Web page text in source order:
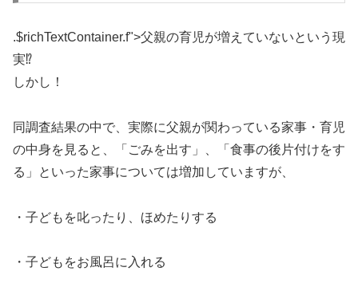
.$richTextContainer.f">父親の育児が増えていないという現
実⁉︎
しかし！
同調査結果の中で、実際に父親が関わっている家事・育児
の中身を見ると、「ごみを出す」、「食事の後片付けをす
る」といった家事については増加していますが、
・子どもを叱ったり、ほめたりする
・子どもをお風呂に入れる